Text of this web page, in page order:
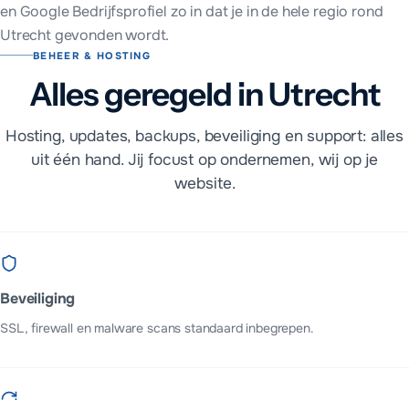
en Google Bedrijfsprofiel zo in dat je in de hele regio rond
Utrechtgevonden wordt.
BEHEER & HOSTING
Alles geregeld in Utrecht
Hosting, updates, backups, beveiliging en support: alles
uit één hand. Jij focust op ondernemen, wij op je
website.
Beveiliging
SSL, firewall en malware scans standaard inbegrepen.